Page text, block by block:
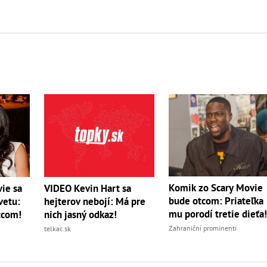
sa
VIDEO Kevin Hart sa
hejterov nebojí: Má pre
nich jasný odkaz!
telkac.sk
Komik zo Scary Movie
bude otcom: Priateľka
mu porodí tretie dieťa!
Zahraniční prominenti